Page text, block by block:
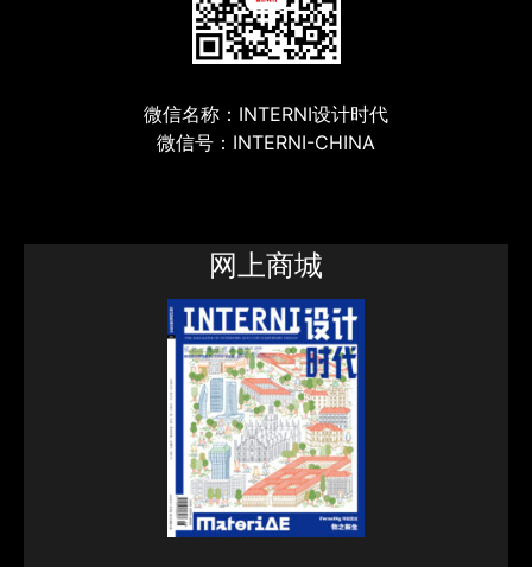
微信名称：INTERNI设计时代
微信号：INTERNI-CHINA
网上商城